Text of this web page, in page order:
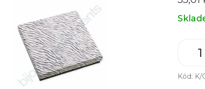
Měrná
cena:
Kód: K/